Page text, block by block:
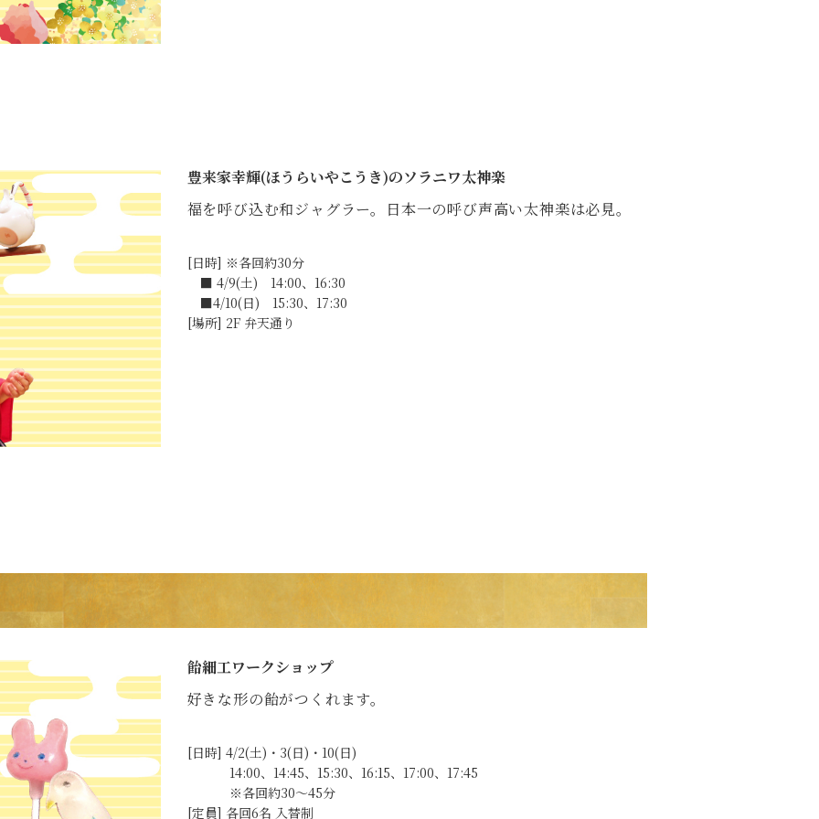
豊来家幸輝(ほうらいやこうき)のソラニワ太神楽
福を呼び込む和ジャグラー。日本一の呼び声高い太神楽は必見。
[日時] ※各回約30分
■ 4/9(土) 14:00、16:30
■4/10(日) 15:30、17:30
[場所] 2F 弁天通り
飴細工ワークショップ
好きな形の飴がつくれます。
[日時] 4/2(土)・3(日)・10(日)
14:00、14:45、15:30、16:15、17:00、17:45
※各回約30～45分
[定員] 各回6名 入替制